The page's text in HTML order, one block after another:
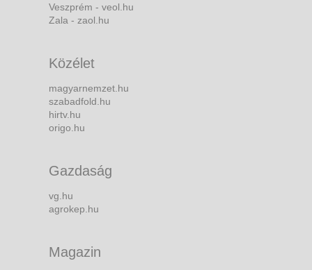
Veszprém - veol.hu
Zala - zaol.hu
Közélet
magyarnemzet.hu
szabadfold.hu
hirtv.hu
origo.hu
Gazdaság
vg.hu
agrokep.hu
Magazin